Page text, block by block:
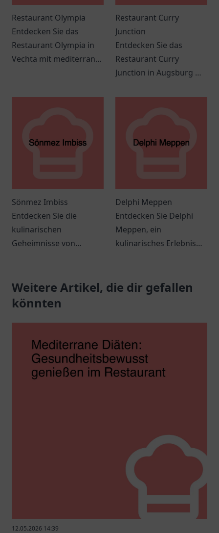
Restaurant Olympia
Entdecken Sie das
Restaurant Olympia in
Vechta mit mediterraner
einladenden Ambiente
Restaurant Curry
Junction
Entdecken Sie das
Restaurant Curry
Junction in Augsburg mit
Gerichten und
Atmosphäre.
Sönmez Imbiss
Entdecken Sie die
kulinarischen
Geheimnisse von
Brenz und genießen Sie
eine herzliche
köstlichen Snacks.
Delphi Meppen
Entdecken Sie Delphi
Meppen, ein
kulinarisches Erlebnis
herzlicher
Gastfreundschaft.
Weitere Artikel, die dir gefallen
könnten
12.05.2026 14:39